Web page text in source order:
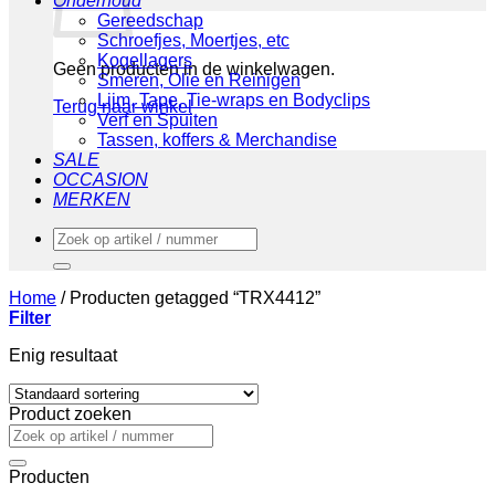
Geen producten in de winkelwagen.
Terug naar winkel
Gereedschap
Schroefjes, Moertjes, etc
Kogellagers
Smeren, Olie en Reinigen
Lijm, Tape, Tie-wraps en Bodyclips
Verf en Spuiten
Tassen, koffers & Merchandise
SALE
OCCASION
MERKEN
Zoeken
naar:
Home /Producten getagged “TRX4412”
Filter
Enig resultaat
Product zoeken
Zoeken
naar:
Producten